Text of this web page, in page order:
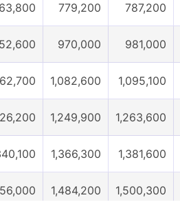
779,200 787,200
970,000 981,000
1,082,600 1,095,100
1,249,900 1,263,600
1,366,300 1,381,600
1,484,200 1,500,300